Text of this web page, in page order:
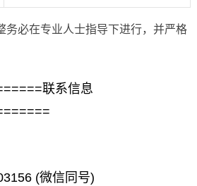
务必在专业人士指导下进行，并严格
联系信息
(微信同号)